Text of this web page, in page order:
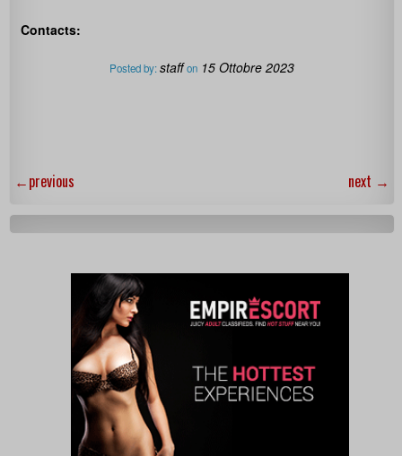
Contacts:
Posted by:staff on 15 Ottobre 2023
←previous next →